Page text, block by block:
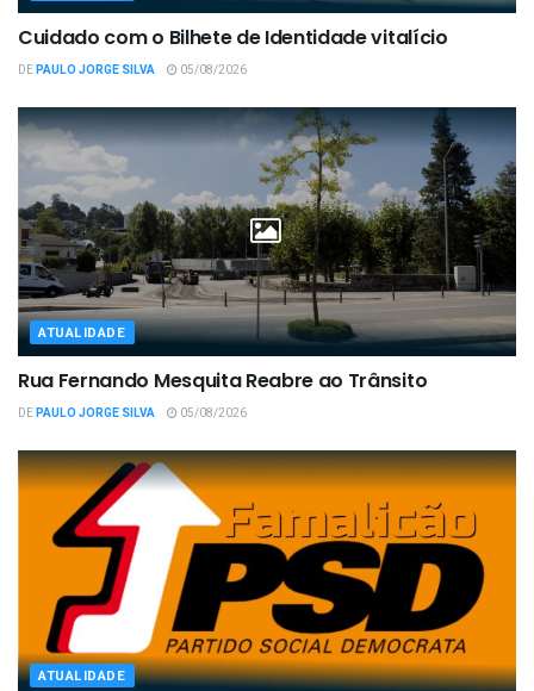
Cuidado com o Bilhete de Identidade vitalício
DEPAULO JORGE SILVA 05/08/2026
ATUALIDADE
Rua Fernando Mesquita Reabre ao Trânsito
DEPAULO JORGE SILVA 05/08/2026
ATUALIDADE